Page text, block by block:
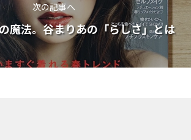
次の記事へ
魔法。谷まりあの「らしさ」とは